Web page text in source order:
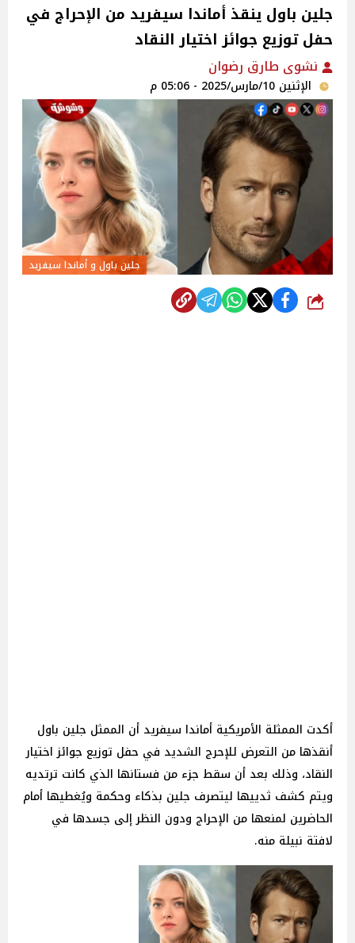
جلين باول ينقذ أماندا سيفريد من الإحراج في
حفل توزيع جوائز اختيار النقاد
نشوى طارق رضوان
الإثنين 10/مارس/2025 - 05:06 م
جلين باول و أماندا سيفريد
شارك
أكدت الممثلة الأمريكية أماندا سيفريد أن الممثل جلين باول
أنقذها من التعرض للإحرج الشديد في حفل توزيع جوائز اختيار
النقاد، وذلك بعد أن سقط جزء من فستانها الذي كانت ترتديه
ويتم كشف ثدييها ليتصرف جلين بذكاء وحكمة ويُغطيها أمام
الحاضرين لمنعها من الإحراج ودون النظر إلى جسدها في
لافتة نبيلة منه.